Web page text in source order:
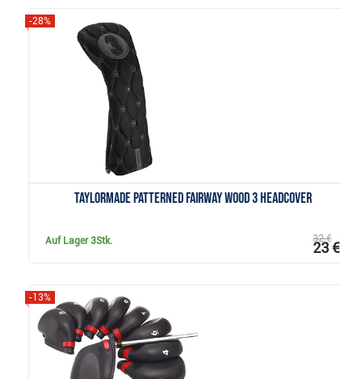
TaylorMade Patterned Fairway Wood 3 Headcover
-28%
Auf Lager3Stk. 32 €
23 €
-13%
Anzeigen